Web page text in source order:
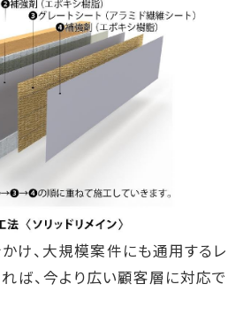
け、大規模案件にも通用するレ
ば、 今より広い顧客層に対応で